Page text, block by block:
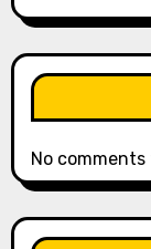
No comments